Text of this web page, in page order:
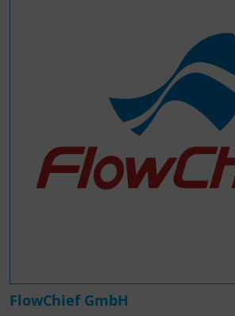
FlowChief GmbH